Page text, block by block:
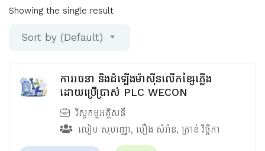
Showing the single result
Sort by (Default)
ការរចនា និងដំឡើងម៉ាស៊ីនលើកខ្សែភ្លើង
ដោយប្រើប្រាស់ PLC WECON
វិស្វកម្មអគ្គិសនី
លៀប​ សុបញ្ញោ, បឿង សំរ៉ាន, ត្រាន់ វិច្ឆិកា